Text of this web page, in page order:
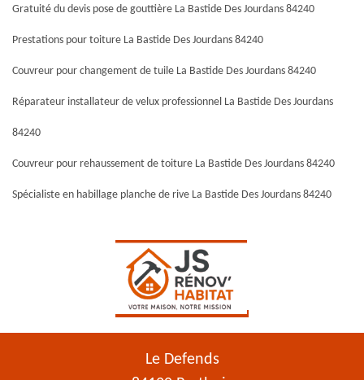
Gratuité du devis pose de gouttière La Bastide Des Jourdans 84240
Prestations pour toiture La Bastide Des Jourdans 84240
Couvreur pour changement de tuile La Bastide Des Jourdans 84240
Réparateur installateur de velux professionnel La Bastide Des Jourdans
84240
Couvreur pour rehaussement de toiture La Bastide Des Jourdans 84240
Spécialiste en habillage planche de rive La Bastide Des Jourdans 84240
Le Defends